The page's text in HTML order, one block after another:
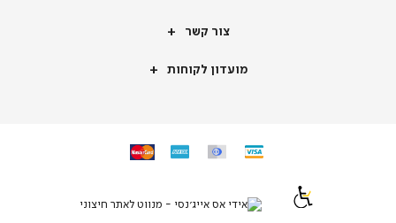
צור
צור קשר
מועדון
מועדון לקוחות